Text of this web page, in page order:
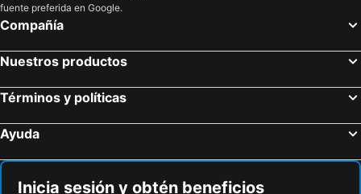
fuente preferida en Google.
Compañía
Nuestros productos
Términos y políticas
Ayuda
Inicia sesión y obtén beneficios